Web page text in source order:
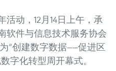
动，12月14日上午，承
软件与信息技术服务协会
“创建数字数据——促进区
字化转型周开幕式。